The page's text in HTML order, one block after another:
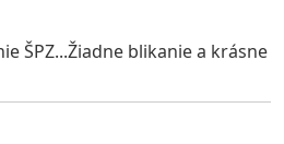
ŠPZ...Žiadne blikanie a krásne